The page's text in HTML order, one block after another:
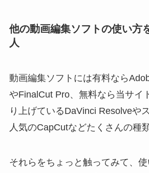
他の動画編集ソフトの使い方
人
動画編集ソフトには有料なら
やFinalCut Pro、無料なら当サイ
り上げているDaVinci Resolveや
人気のCapCutなどたくさんの種
それらをちょっと触ってみて、